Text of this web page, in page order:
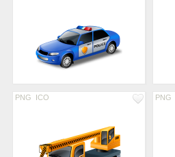
PNG ICO PNG